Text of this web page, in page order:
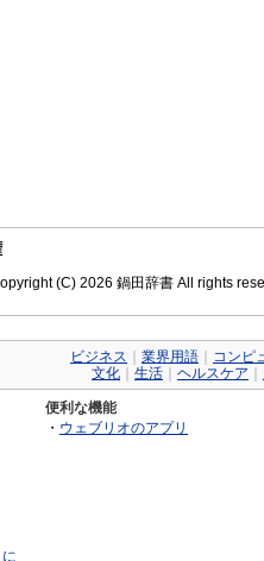
(C) 2026 鍋田辞書 All rights
ビジネス 業界用語 コンピ
文化
生活 ヘルスケア
便利な機能
・ ウェブリオのアプリ